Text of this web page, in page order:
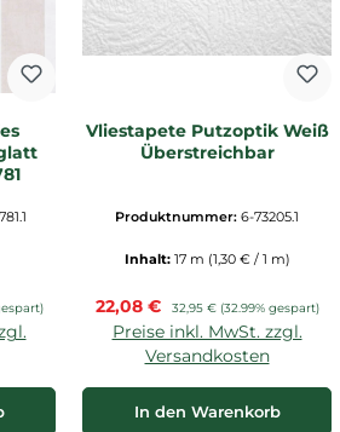
Vliestapete Putzoptik Weiß
Überstreichbar
Produktnummer: 6-73205.1
Inhalt: 17 m (1,30 € / 1 m)
Verkaufspreis:
22,08 € Regulärer Preis:
32,95 € (32.99% gespart)
Preise inkl. MwSt. zzgl.
Versandkosten
In den Warenkorb